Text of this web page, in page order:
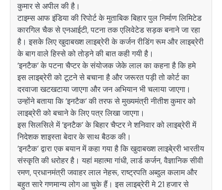
कुमार से अपील की है।
टाइम्स आफ इंडिया की रिपोर्ट के मुताबिक बिहार पुल निर्माण लिमिटेड
कारगिल चैक से एनआईटी, पटना तक एलिवेटेड सड़क बनाने जा रहा
है। इसके लिए खुदाबख्श लाइब्रेरी के कर्जन रीडिंग रूम और लाइब्रेरी
के बाग वाले हिस्से को तोड़ने की बात कही गयी है।
’इनटैक’ के पटना चैप्टर के संयोजक जेके लाल का कहना है कि हमे
इस लाइब्रेरी को टूटने से बचाना है और जरूरत पड़ी तो कोर्ट का
दरवाजा खटखटाया जाएगा और जन अभियान भी चलाया जाएगा।
उन्होंने बताया कि ’इनटैक’ की तरफ से मुख्यमंत्री नीतीश कुमार को
लाइब्रेरी को बचाने के लिए पत्र लिखा जाएगा।
इस सिलसिले में ’इनटैक’ के बिहार चैप्टर ने शनिवार को लाइब्रेरी में
निदेशक शाइस्ता बेदार के साथ बैठक की।
’इनटैक’ द्वारा एक बयान में कहा गया है कि खुदाबख्श लाइबे्ररी भारतीय
संस्कृति की धरोहर है। यहां महात्मा गांधी, लार्ड कर्जन, वैज्ञानिक सीवी
रमण, प्रधानमंत्री जवाहर लाल नेहरू, राष्ट्रपति अब्दुल कलाम और
बहुत सारे गणमान्य लोग आ चुके हैं। इस लाइब्रेरी मे 21 हजार से